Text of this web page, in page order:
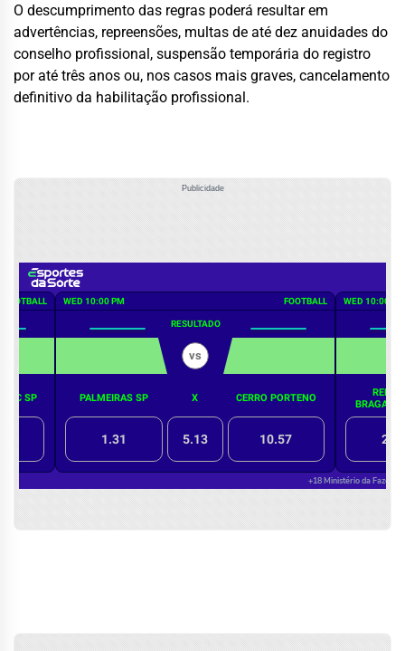
O descumprimento das regras poderá resultar em
advertências, repreensões, multas de até dez anuidades do
conselho profissional, suspensão temporária do registro
por até três anos ou, nos casos mais graves, cancelamento
definitivo da habilitação profissional.
Publicidade